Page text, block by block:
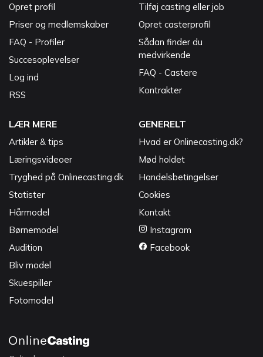
Opret profil
Priser og medlemskaber
FAQ - Profiler
Succesoplevelser
Log ind
RSS
Tilføj casting eller job
Opret casterprofil
Sådan finder du
medvirkende
FAQ - Castere
Kontrakter
LÆR MERE
Artikler & tips
Læringsvideoer
Tryghed på Onlinecasting.dk
Statister
Hårmodel
Børnemodel
Audition
Bliv model
Skuespiller
Fotomodel
GENERELT
Hvad er Onlinecasting.dk?
Mød holdet
Handelsbetingelser
Cookies
Kontakt
Instagram
Facebook